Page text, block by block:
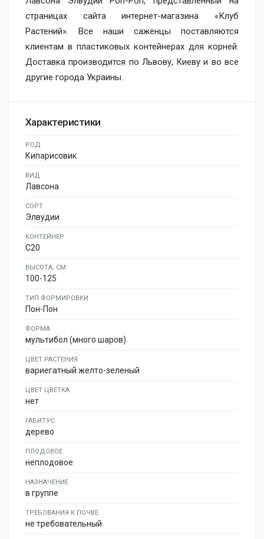
страницах сайта интернет-магазина «Клуб
Растений». Все наши саженцы поставляются
клиентам в пластиковых контейнерах для корней.
Доставка производится по Львову, Киеву и во все
другие города Украины.
Характеристики
РОД
Кипарисовик
ВИД
Лавсона
СОРТ
Элвудии
КОНТЕЙНЕР
C20
ВЫСОТА, СМ
100-125
ТИП ФОРМИРОВКИ
Пон-Пон
ФОРМА
мультибол (много шаров)
ЦВЕТ РАСТЕНИЯ
вариегатный желто-зеленый
ЦВЕТ ЦВЕТКА
нет
ГАБИТУС
дерево
ПЛОДОВОЕ
неплодовое
НАЗНАЧЕНИЕ
в группе
ТРЕБОВАНИЯ К ПОЧВЕ
не требовательный